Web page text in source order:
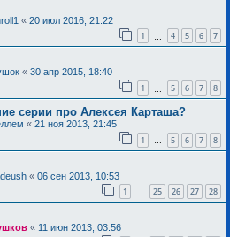
« 20 июл 2016, 21:22
1 4 5 6 7
« 30 апр 2015, 18:40
1 5 6 7 8
серии про Алексея Карташа?
« 21 ноя 2013, 21:45
1 … 5 6 7 8
« 06 сен 2013, 10:53
1 25 26 27 28
« 11 июн 2013, 03:56